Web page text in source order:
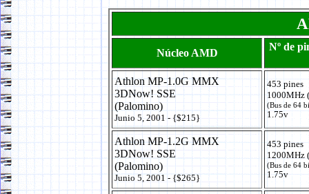
Núcleo AMD
Nº de
Athlon MP-1.0G MMX
3DNow! SSE
(Palomino)
Junio 5, 2001 - {$215}
453 pines
1000MHz
(Bus de 64
1.75v
Athlon MP-1.2G MMX
3DNow! SSE
(Palomino)
Junio 5, 2001 - {$265}
453 pines
1200MHz
(Bus de 64
1.75v